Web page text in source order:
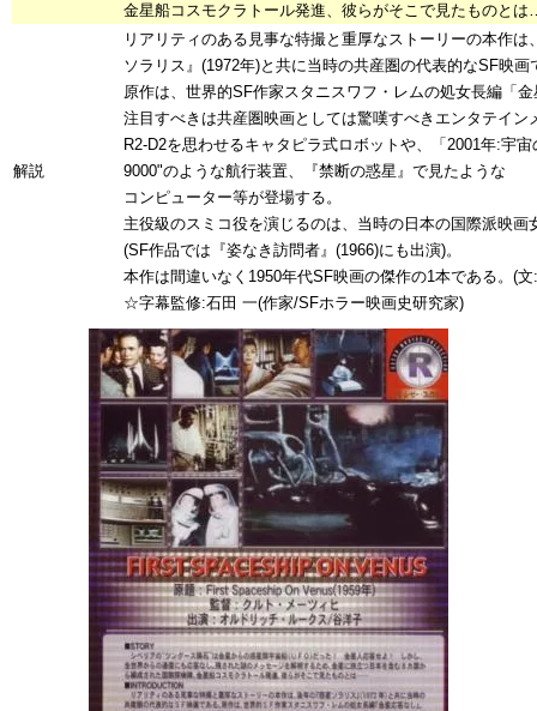
金星船コスモクラトール発進、彼らがそこで見たものと
解説
リアリティのある見事な特撮と重厚なストーリーの本作は
ソラリス』(1972年)と共に当時の共産圏の代表的なSF映画
原作は、世界的SF作家スタニスワフ・レムの処女長編「
注目すべきは共産圏映画としては驚嘆すべきエンタテイン
R2-D2を思わせるキャタピラ式ロボットや、「2001年:宇
9000"のような航行装置、『禁断の惑星』で見たような
コンピューター等が登場する。
主役級のスミコ役を演じるのは、当時の日本の国際派映画
(SF作品では『姿なき訪問者』(1966)にも出演)。
本作は間違いなく1950年代SF映画の傑作の1本である。(
☆字幕監修:石田 一(作家/SFホラー映画史研究家)